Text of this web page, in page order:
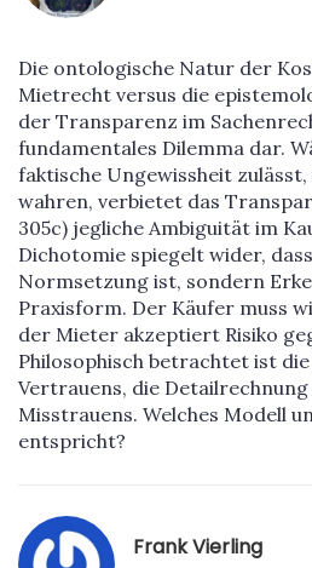
Die ontologische Natur der
Mietrecht versus die
der Transparenz im
fundamentales Dilemma dar.
faktische Ungewissheit
wahren, verbietet das
305c) jegliche Ambiguität im
Dichotomie spiegelt wider,
Normsetzung ist, sondern
Praxisform. Der Käufer muss
der Mieter akzeptiert Risiko
Philosophisch betrachtet ist die
Vertrauens, die Detailrechnung
Misstrauens. Welches Modell
entspricht?
Frank Vierling